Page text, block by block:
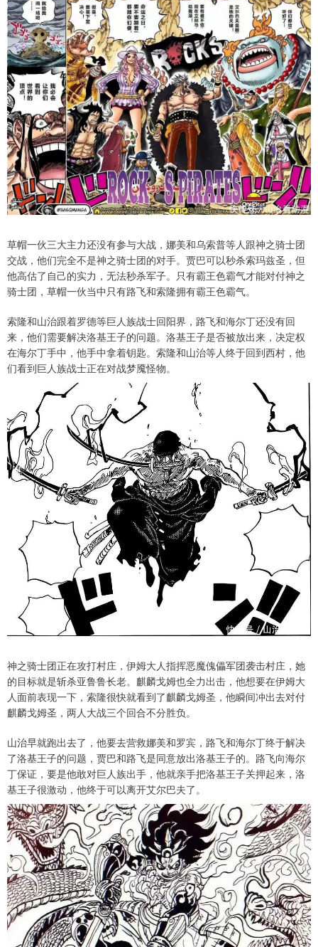
草帽一伙三大主力还没有参与大战，娜美和乌索普等人跟神之骑士团
交战，他们完全不是神之骑士团的对手。贾巴可以秒杀索玛兹圣，但
他高估了自己的实力，无法秒杀军子。只有霸王色霸气才能对付神之
骑士团，草帽一伙当中只有路飞和索隆拥有霸王色霸气。
索隆和山治跟着罗德等巨人族战士回阳界，路飞和海尔丁还没有回
来，他们需要解决洛基王子的问题。洛基王子是否被放出来，决定权
在海尔丁手中，他手中拿着钥匙。索隆和山治等人终于回到西村，他
们看到巨人族战士正在对战梦魇怪物。
神之骑士团正在攻打村庄，伊姆大人指挥恶魔傀儡军团袭击村庄，她
的目标就是斩杀亚鲁鲁长老。麒麟戈姆也全力出击，他想要在伊姆大
人面前表现一下，索隆很快就看到了麒麟戈姆圣，他瞬间冲出去对付
麒麟戈姆圣，两人大战三个回合不分胜负。
山治早就跑出去了，他要去营救娜美和罗宾，路飞和海尔丁终于解决
了洛基王子的问题，贾巴和路飞是同意放出洛基王子的。路飞向海尔
丁保证，要是他敢对巨人族出手，他就亲手把洛基王子关押起来，洛
基王子很激动，他终于可以离开艾尔巴夫了。